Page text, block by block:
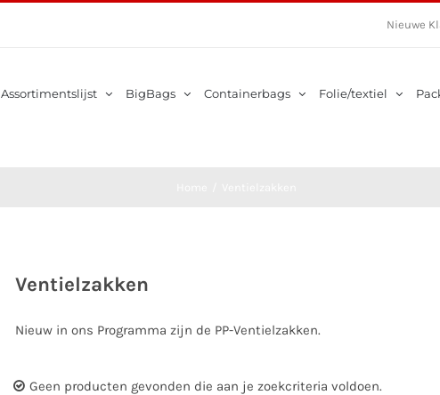
Nieuwe
Assortimentslijst BigBags Containerbags Folie/textiel
Ventielzakken
Nieuw in ons Programma zijn de PP-Ventielzakken.
Geen producten gevonden die aan je zoekcriteria voldoen.